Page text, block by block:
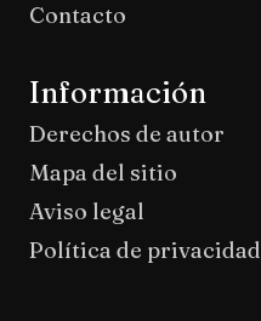
Contacto
Información
Derechos de autor
Mapa del sitio
Aviso legal
Política de privacidad